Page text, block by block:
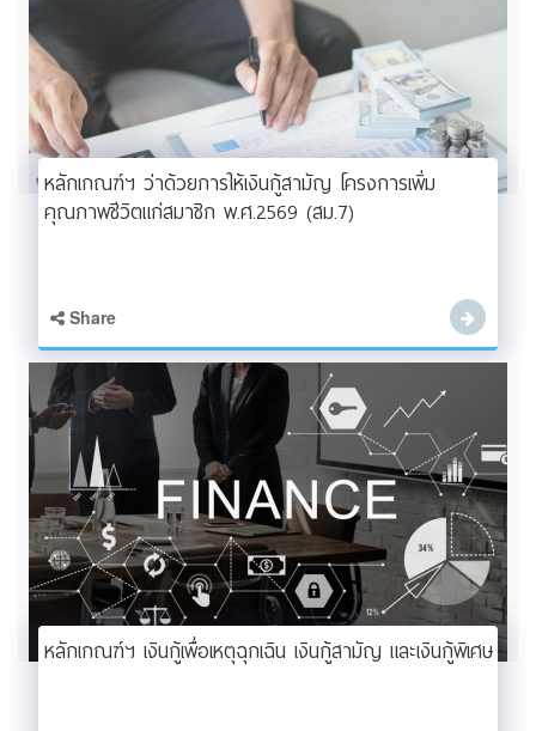
หลักเกณฑ์ฯ ว่าด้วยการให้เงินกู้สามัญ โครงการเพิ่ม
คุณภาพชีวิตแก่สมาชิก พ.ศ.2569 (สม.7)
Share
หลักเกณฑ์ฯ เงินกู้เพื่อเหตุฉุกเฉิน เงินกู้สามัญ และเงินกู้พิเศษ